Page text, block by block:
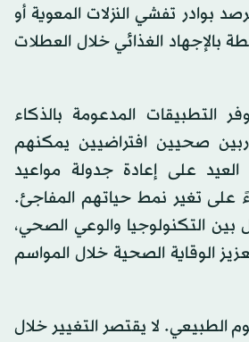
بوادر تفشي النزلات المعوية أو
بالإجهاد الغذائي خلال العطلات
التطبيقات المدعومة بالذكاء
صحيين افتراضيين يمكنهم
العيد على إعادة جدولة مواعيد
على تغير نمط حياتهم المفاجئ.
التكنولوجيا والوعي الصحي،
الوقاية الصحية خلال المواسم
الطبيعي. لا يقتصر التغيير خلال